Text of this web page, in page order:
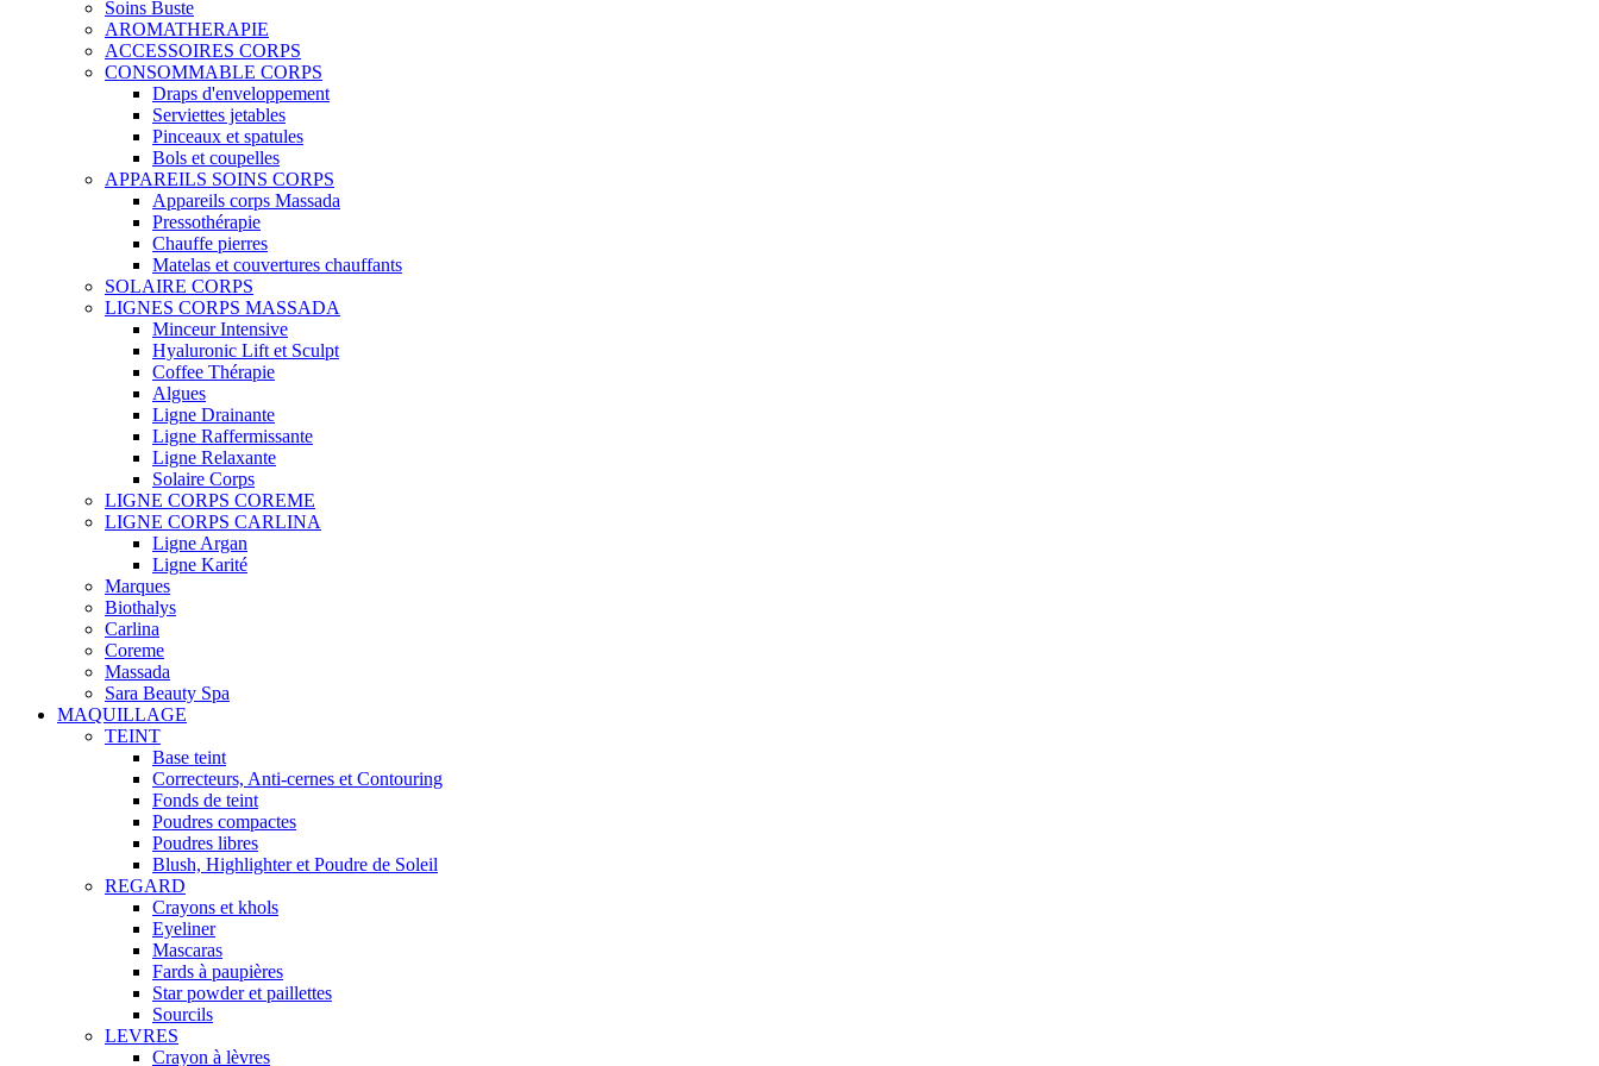
Soins Buste
AROMATHERAPIE
ACCESSOIRES CORPS
CONSOMMABLE CORPS
Draps d'enveloppement
Serviettes jetables
Pinceaux et spatules
Bols et coupelles
APPAREILS SOINS CORPS
Appareils corps Massada
Pressothérapie
Chauffe pierres
Matelas et couvertures chauffants
SOLAIRE CORPS
LIGNES CORPS MASSADA
Minceur Intensive
Hyaluronic Lift et Sculpt
Coffee Thérapie
Algues
Ligne Drainante
Ligne Raffermissante
Ligne Relaxante
Solaire Corps
LIGNE CORPS COREME
LIGNE CORPS CARLINA
Ligne Argan
Ligne Karité
Marques
Biothalys
Carlina
Coreme
Massada
Sara Beauty Spa
MAQUILLAGE
TEINT
Base teint
Correcteurs, Anti-cernes et Contouring
Fonds de teint
Poudres compactes
Poudres libres
Blush, Highlighter et Poudre de Soleil
REGARD
Crayons et khols
Eyeliner
Mascaras
Fards à paupières
Star powder et paillettes
Sourcils
LEVRES
Crayon à lèvres